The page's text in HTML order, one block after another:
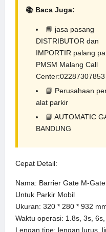
📚 Baca Juga:
📘 jasa pasang
DISTRIBUTOR dan
IMPORTIR palang
PMSM Malang Call
Center:02287307853
📘 Perusahaan
alat parkir
📘 AUTOMATIC
BANDUNG
Cepat Detail:
Nama: Barrier Gate M-
Untuk Parkir Mobil
Ukuran: 320 * 280 * 932
Waktu operasi: 1.8s, 3s,
Lengan tipe: lengan lurus,